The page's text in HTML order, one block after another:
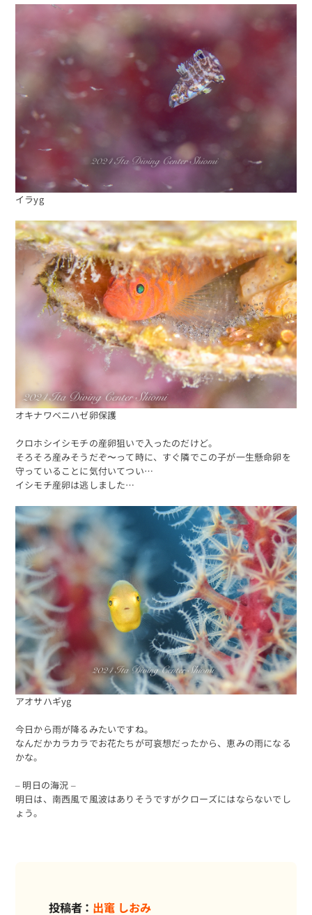
イラyg
オキナワベニハゼ卵保護
クロホシイシモチの産卵狙いで入ったのだけど。
そろそろ産みそうだぞ〜って時に、すぐ隣でこの子が一生懸命卵を
守っていることに気付いてつい…
イシモチ産卵は逃しました…
アオサハギyg
今日から雨が降るみたいですね。
なんだかカラカラでお花たちが可哀想だったから、恵みの雨になる
かな。
– 明日の海況 –
明日は、南西風で風波はありそうですがクローズにはならないでし
ょう。
投稿者： 出竃 しおみ